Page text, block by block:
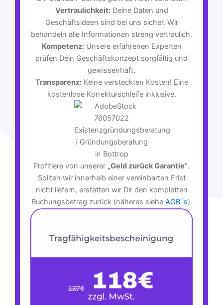
Vertraulichkeit:Deine Daten und
Geschäftsideen sind bei uns sicher. Wir
behandeln alle Informationen streng vertraulich.
Kompetenz:Unsere erfahrenen Experten
prüfen Dein Geschäftskonzept sorgfältig und
gewissenhaft.
Transparenz:Keine versteckten Kosten! Eine
kostenlose Korrekturschleife inklusive.
Profitiere von unserer „Geld zurück Garantie“.
Sollten wir innerhalb einer vereinbarten Frist
nicht liefern, erstatten wir Dir den kompletten
Buchungsbetrag zurück (näheres siehe AGB´s).